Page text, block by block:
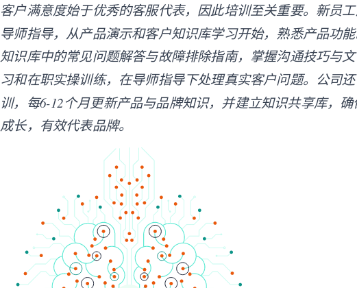
客户满意度始于优秀的客服代表，因此培训至关重要。新员
导师指导，从产品演示和客户知识库学习开始，熟悉产品功
知识库中的常见问题解答与故障排除指南，掌握沟通技巧与
习和在职实操训练，在导师指导下处理真实客户问题。公司
训，每6-12个月更新产品与品牌知识，并建立知识共享库，
成长，有效代表品牌。